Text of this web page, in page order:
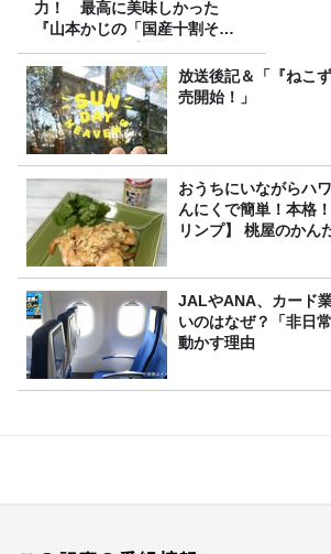
力！ 最高に美味しかった
『山本かじの「国産十割そ
ば」』とは？【十割そば10種
食べ比べ】
放送後記＆「『ねこ
売開始！」
おうちにいながらハ
んにくで簡単！本格
リンプ】 桃屋のかん
JALやANA、カード
いのはなぜ？「非日
動かす理由